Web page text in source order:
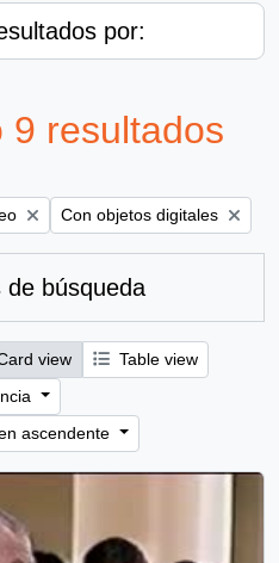
por:
9 resultados
filter:Remove filter:
Con objetos digitales
de búsqueda
view
Table view
ascendente